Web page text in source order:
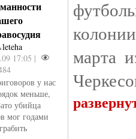
leteha
17:05 |
у нас
меньше,
убийца
мог годами
марта